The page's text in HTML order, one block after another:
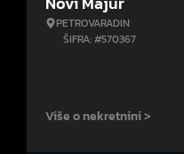
PETROVARADIN
ŠIFRA: #570367
Više o nekretnini >